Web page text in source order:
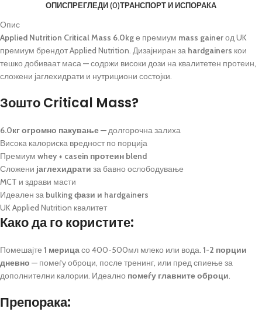
ОПИСПРЕГЛЕДИ (0)ТРАНСПОРТ И ИСПОРАКА
Опис
Applied Nutrition Critical Mass 6.0kgе премиум mass gainerод UK
премиум брендот Applied Nutrition. Дизајниран за hardgainers кои
тешко добиваат маса — содржи високи дози на квалитетен протеин,
сложени јаглехидрати и нутрициони состојки.
Зошто Critical Mass?
6.0кг огромно пакување— долгорочна залиха
Висока калориска вредност по порција
Премиум whey + casein протеин blend
Сложени јаглехидрати за бавно ослободување
MCT и здрави масти
Идеален за bulking фази и hardgainers
UK Applied Nutrition квалитет
Како да го користите:
Помешајте 1 мерицасо 400-500мл млеко или вода. 1-2 порции
дневно — помеѓу оброци, после тренинг, или пред спиење за
дополнителни калории. Идеално помеѓу главните оброци.
Препорака: